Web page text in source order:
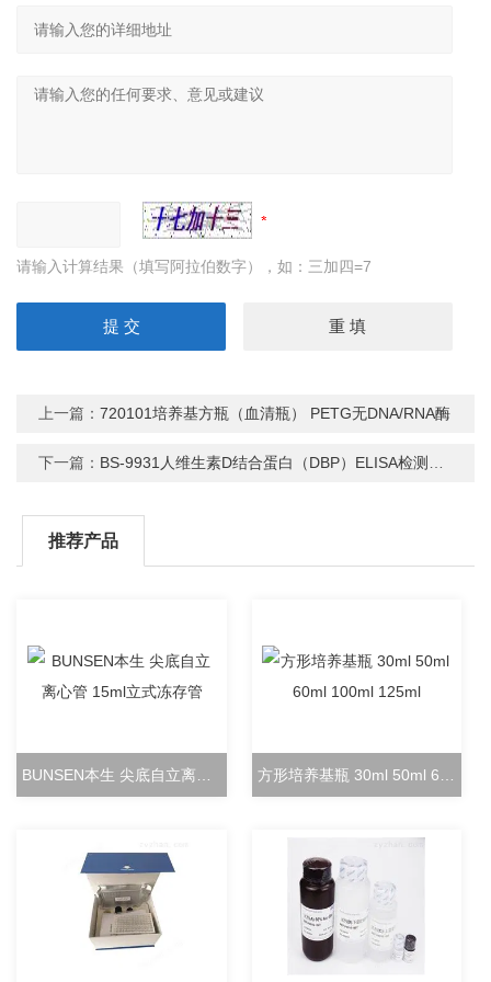
请输入计算结果（填写阿拉伯数字），如：三加四=7
上一篇：720101培养基方瓶（血清瓶） PETG无DNA/RNA酶
下一篇： BS-9931人维生素D结合蛋白（DBP）ELISA检测试剂盒
推荐产品